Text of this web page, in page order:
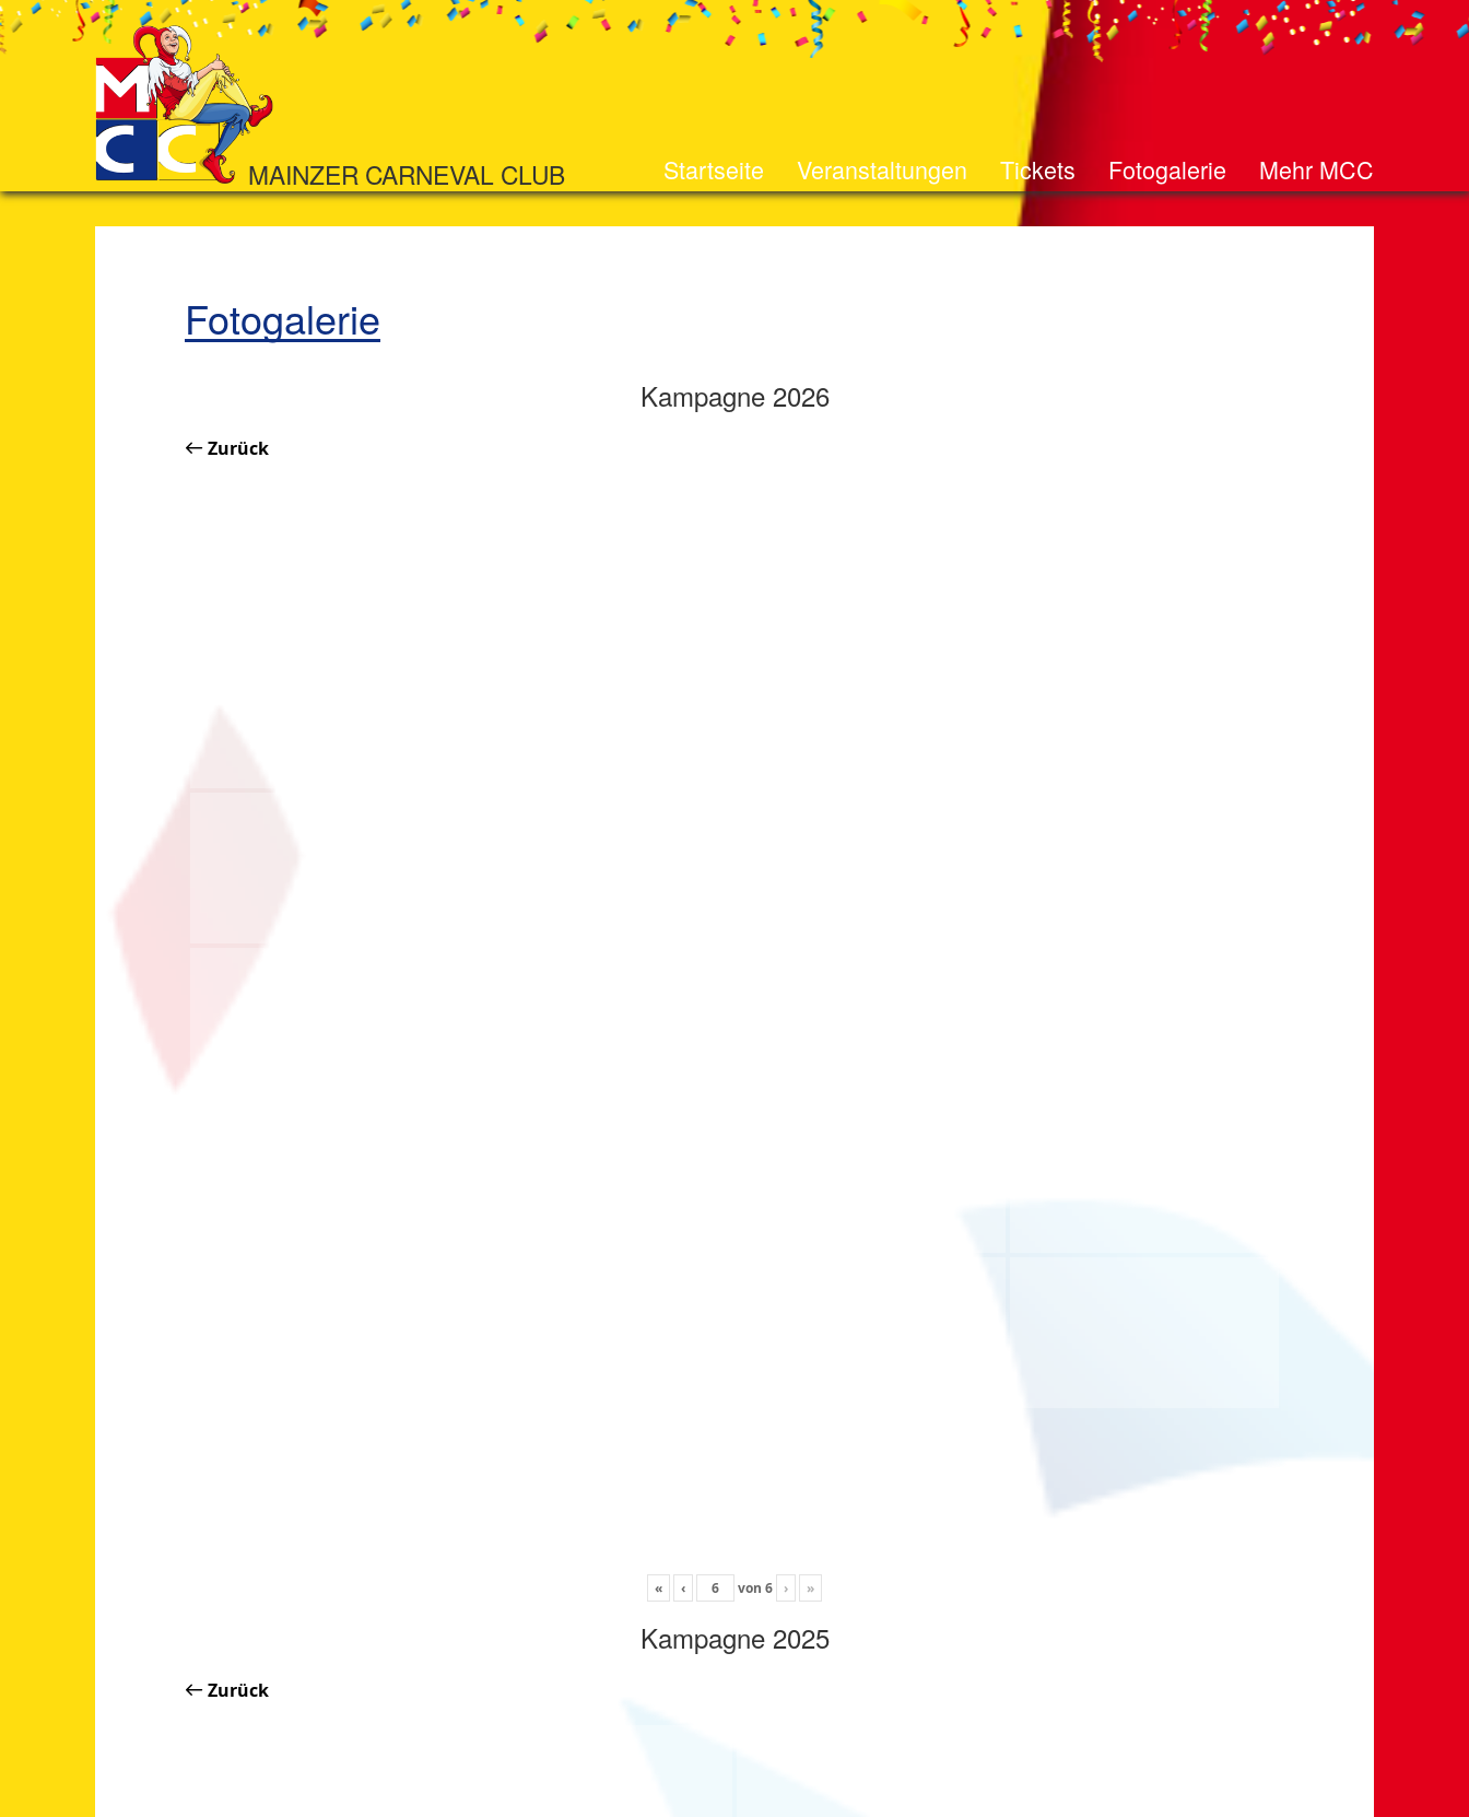
MAINZER CARNEVAL CLUB Startseite Veranstaltungen Tickets Fotogalerie Mehr MCC
Fotogalerie
Kampagne 2026
Zurück
« ‹ von 6 › »
Kampagne 2025
Zurück